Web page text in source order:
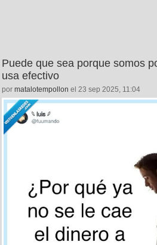
Puede que sea porque somos
usa efectivo
por matalotempollon el 23 sep 2025, 11:04